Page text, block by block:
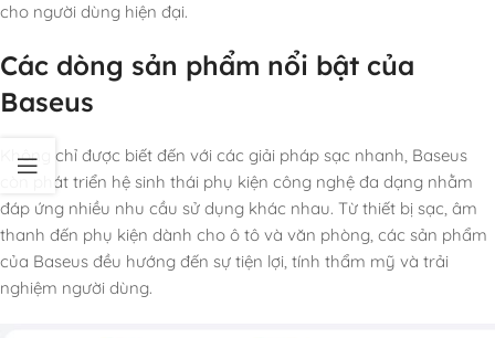
cho người dùng hiện đại.
Các dòng sản phẩm nổi bật của
Baseus
Không chỉ được biết đến với các giải pháp sạc nhanh, Baseus
còn phát triển hệ sinh thái phụ kiện công nghệ đa dạng nhằm
đáp ứng nhiều nhu cầu sử dụng khác nhau. Từ thiết bị sạc, âm
thanh đến phụ kiện dành cho ô tô và văn phòng, các sản phẩm
của Baseus đều hướng đến sự tiện lợi, tính thẩm mỹ và trải
nghiệm người dùng.